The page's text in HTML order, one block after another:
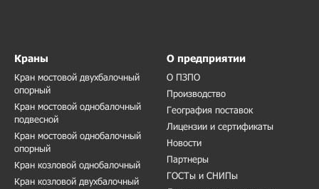
Краны
Кран мостовой двухбалочный
опорный
Кран мостовой однобалочный
подвесной
Кран мостовой однобалочный
опорный
Кран козловой однобалочный
Кран козловой двухбалочный
О предприятии
О ПЗПО
Производство
География поставок
Лицензии и сертификаты
Новости
Партнеры
ГОСТы и СНИПы